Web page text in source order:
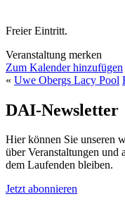
Freier Eintritt.
Veranstaltung merken
Zum Kalender hinzufügen
« Uwe Obergs Lacy Pool
DAI-Newsletter
Hier können Sie unseren
über Veranstaltungen
dem Laufenden bleiben.
Jetzt abonnieren